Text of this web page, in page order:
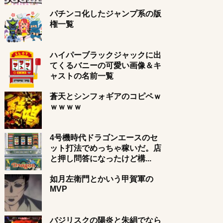
パチンコ化したジャンプ系の版
権一覧
ハイパーブラックジャックに出
てくるバニーの可愛い画像＆キ
ャストの名前一覧
蒼天とシンフォギアのコピペｗ
ｗｗｗｗ
4号機時代ドラゴンエースのセ
ット打法でめっちゃ稼いだ。店
と押し問答になったけど構...
如月左衛門とかいう甲賀軍の
MVP
バジリスクの陽炎と朱絹でなら